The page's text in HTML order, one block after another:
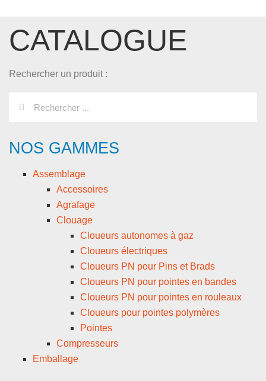
CATALOGUE
Rechercher un produit :
NOS GAMMES
Assemblage
Accessoires
Agrafage
Clouage
Cloueurs autonomes à gaz
Cloueurs électriques
Cloueurs PN pour Pins et Brads
Cloueurs PN pour pointes en bandes
Cloueurs PN pour pointes en rouleaux
Cloueurs pour pointes polymères
Pointes
Compresseurs
Emballage